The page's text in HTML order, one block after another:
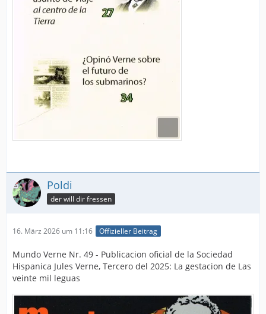
Poldi
der will dir fressen
16. März 2026 um 11:16 Offizieller Beitrag
Mundo Verne Nr. 49 - Publicacion oficial de la Sociedad
Hispanica Jules Verne, Tercero del 2025: La gestacion de Las
veinte mil leguas